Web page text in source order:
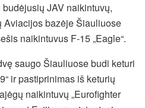
JAV naikintuvų,
Aviacijos bazėje Šiauliuose
naikintuvus F-15 „Eagle“.
saugo Šiauliuose budi keturi
ir pastiprinimas iš keturių
naikintuvų „Eurofighter